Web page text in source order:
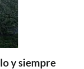
y siempre